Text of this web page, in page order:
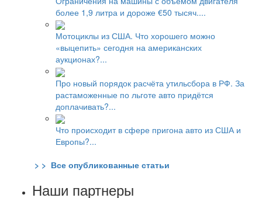
более 1,9 литра и дороже €50 тысяч....
Мотоциклы из США. Что хорошего можно
«выцепить» сегодня на американских
аукционах?...
Про новый порядок расчёта утильсбора в РФ. За
растаможенные по льготе авто придётся
доплачивать?...
Что происходит в сфере пригона авто из США и
Европы?...
> > Все опубликованные статьи
Наши партнеры